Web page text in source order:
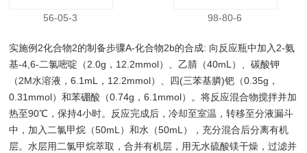
56-05-3 98-80-6
实施例2化合物2的制备步骤A-化合物2b的合成: 向反应瓶中加入2-氨
基-4,6-二氯嘧啶（2.0g，12.2mmol）、乙腈（40mL）、碳酸钾
（2M水溶液，6.1mL，12.2mmol）、四(三苯基膦)钯（0.35g，
0.31mmol）和苯硼酸（0.74g，6.1mmol）。将反应混合物搅拌并加
热至90℃，保持4小时。反应完成后，冷却至室温，转移至分液漏斗
中，加入二氯甲烷（50mL）和水（50mL），充分混合后分离有机
层。水层用二氯甲烷萃取，合并有机层，用无水硫酸镁干燥，过滤并